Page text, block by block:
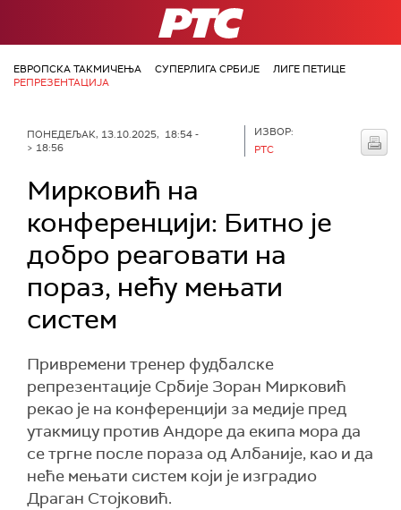
РТС
ЕВРОПСКА ТАКМИЧЕЊА СУПЕРЛИГА СРБИЈЕ
ЛИГЕ ПЕТИЦЕ
РЕПРЕЗЕНТАЦИЈА
ПОНЕДЕЉАК, 13.10.2025, 18:54 -
> 18:56
ИЗВОР:
РТС
Мирковић на
конференцији: Битно је
добро реаговати на
пораз, нећу мењати
систем
Привремени тренер фудбалске
репрезентације Србије Зоран Мирковић
рекао је на конференцији за медије пред
утакмицу против Андоре да екипа мора да
се тргне после пораза од Албаније, као и да
неће мењати систем који је изградио
Драган Стојковић.